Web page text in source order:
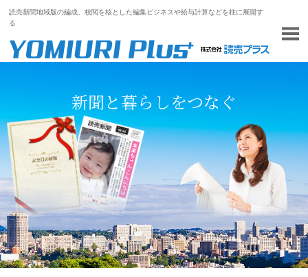
読売新聞地域版の編成、校閲を核とした編集ビジネスや給与計算などを柱に展開す
る
新聞と暮らしをつなぐ